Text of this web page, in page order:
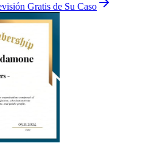
Gratis de Su Caso